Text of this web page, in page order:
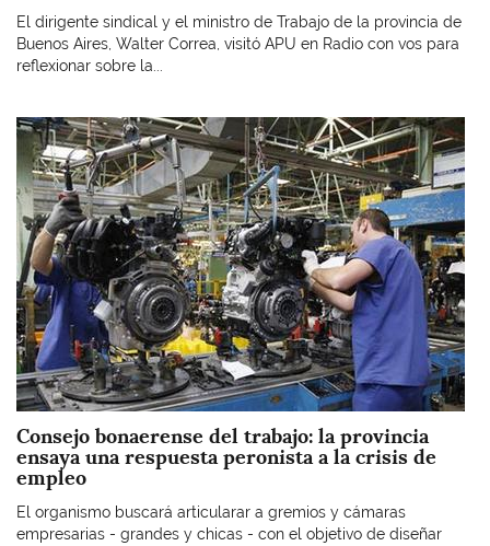
El dirigente sindical y el ministro de Trabajo de la provincia de
Buenos Aires, Walter Correa, visitó APU en Radio con vos para
reflexionar sobre la...
Imagen
Consejo bonaerense del trabajo: la provincia
ensaya una respuesta peronista a la crisis de
empleo
El organismo buscará articularar a gremios y cámaras
empresarias - grandes y chicas - con el objetivo de diseñar